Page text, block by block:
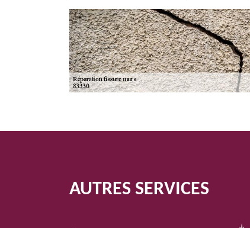
AUTRES SERVICES